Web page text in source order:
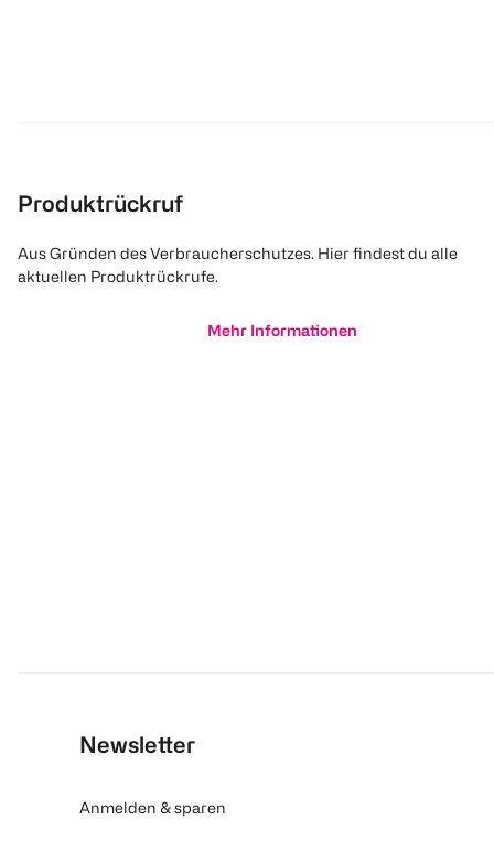
Produktrückruf
Aus Gründen des Verbraucherschutzes. Hier findest du alle
aktuellen Produktrückrufe.
Mehr Informationen
Newsletter
Anmelden & sparen